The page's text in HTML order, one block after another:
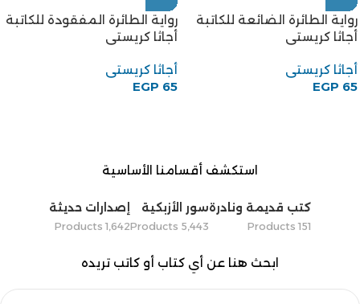
رواية الطائرة الضائعة للكاتبة
أجاثا كريستى
أجاثا كريستى
EGP 65
رواية الطائرة المفقودة للكاتبة
أجاثا كريستى
أجاثا كريستى
EGP 65
استكشف أقسامنا الأساسية
كتب قديمة ونادرة
151 Products
سور الأزبكية
5٬443 Products
إصدارات حديثة
1٬642 Products
ابحث هنا عن أي كتاب أو كاتب تريده